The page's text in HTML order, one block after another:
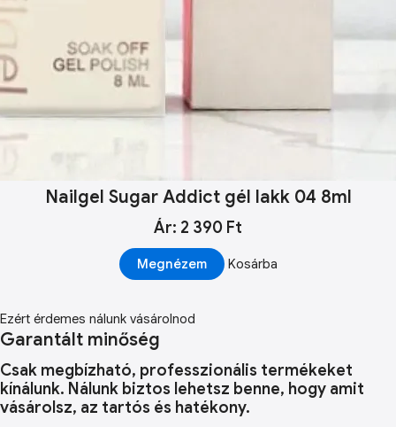
Nailgel Sugar Addict gél lakk 04 8ml
Ár: 2 390 Ft
Megnézem Kosárba
Ezért érdemes nálunk vásárolnod
Garantált minőség
Csak megbízható, professzionális termékeket
kínálunk. Nálunk biztos lehetsz benne, hogy amit
vásárolsz, az tartós és hatékony.